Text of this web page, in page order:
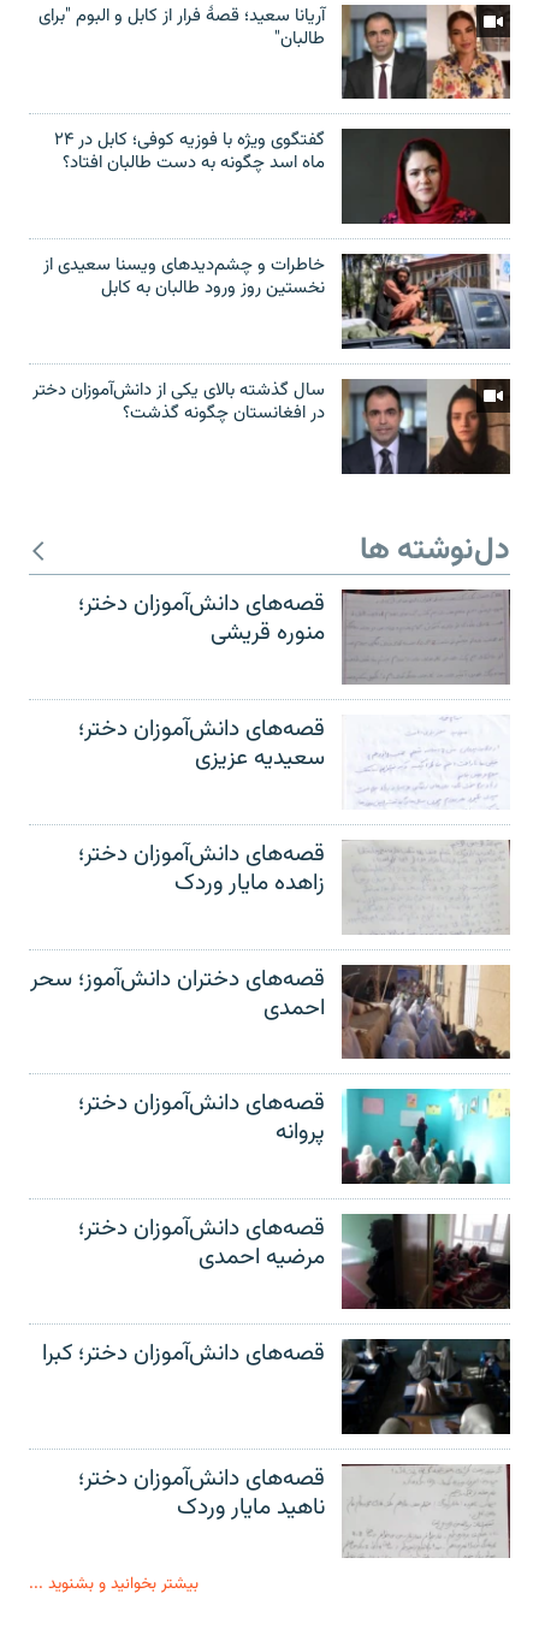
آریانا سعید؛ قصۀ فرار از کابل و البوم "برای
طالبان"
گفتگوی ویژه با فوزیه کوفی؛ کابل در ۲۴
ماه اسد چگونه به دست طالبان افتاد؟
خاطرات و چشم‌دید‌های ویسنا سعیدی از
نخستین روز ورود طالبان به کابل
سال گذشته بالای یکی از دانش‌آموزان دختر
در افغانستان چگونه گذشت؟
دل‌نوشته ها
قصه‌های دانش‌آموزان دختر؛
منوره قریشی
قصه‌های دانش‌آموزان دختر؛
سعیدیه عزیزی
قصه‌های دانش‌آموزان دختر؛
زاهده مایار وردک
قصه‌های دختران دانش‌آموز؛ سحر
احمدی
قصه‌های دانش‌آموزان دختر؛
پروانه
قصه‌های دانش‌آموزان دختر؛
مرضیه احمدی
قصه‌های دانش‌آموزان دختر؛ کبرا
قصه‌های دانش‌آموزان دختر؛
ناهید مایار وردک
بیشتر بخوانید و بشنوید ...